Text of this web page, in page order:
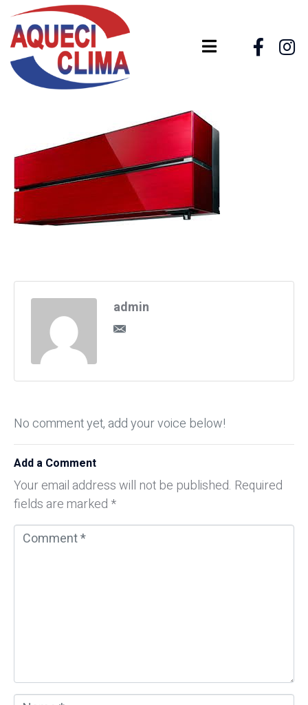
admin
No comment yet, add your voice below!
Add a Comment
Your email address will not be published. Required
fields are marked *